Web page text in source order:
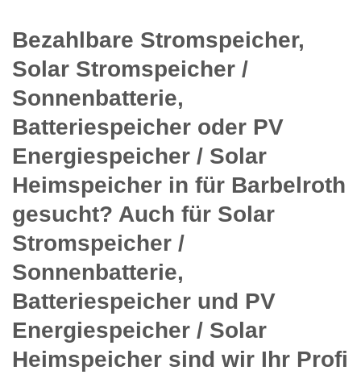
Bezahlbare Stromspeicher,
Solar Stromspeicher /
Sonnenbatterie,
Batteriespeicher oder PV
Energiespeicher / Solar
Heimspeicher in für Barbelroth
gesucht? Auch für Solar
Stromspeicher /
Sonnenbatterie,
Batteriespeicher und PV
Energiespeicher / Solar
Heimspeicher sind wir Ihr Profi